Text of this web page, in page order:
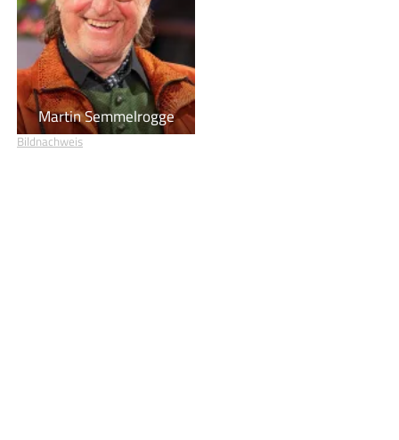
Martin Semmelrogge
Bildnachweis